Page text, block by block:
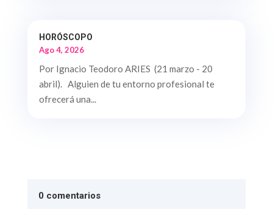
HORÓSCOPO
Ago 4, 2026
Por Ignacio Teodoro ARIES (21 marzo - 20
abril). Alguien de tu entorno profesional te
ofrecerá una...
0 comentarios